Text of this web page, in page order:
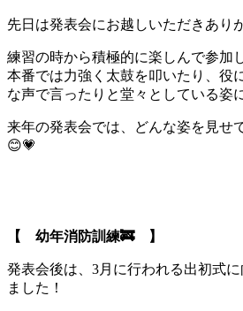
先日は発表会にお越しいただきあり
練習の時から積極的に楽しんで参加
本番では力強く太鼓を叩いたり、役
な声で言ったりと堂々としている姿
来年の発表会では、どんな姿を見せ
😊💗
【 幼年消防訓練🚒 】
発表会後は、3月に行われる出初式
ました！